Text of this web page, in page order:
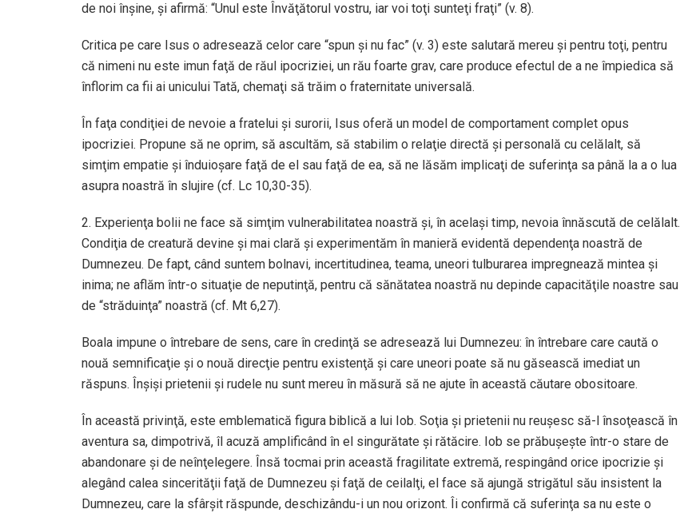
de noi înşine, şi afirmă: “Unul este Învăţătorul vostru, iar voi toţi sunteţi fraţi” (v. 8).
Critica pe care Isus o adresează celor care “spun şi nu fac” (v. 3) este salutară mereu şi pentru toţi, pentru
că nimeni nu este imun faţă de răul ipocriziei, un rău foarte grav, care produce efectul de a ne împiedica să
înflorim ca fii ai unicului Tată, chemaţi să trăim o fraternitate universală.
În faţa condiţiei de nevoie a fratelui şi surorii, Isus oferă un model de comportament complet opus
ipocriziei. Propune să ne oprim, să ascultăm, să stabilim o relaţie directă şi personală cu celălalt, să
simţim empatie şi înduioşare faţă de el sau faţă de ea, să ne lăsăm implicaţi de suferinţa sa până la a o lua
asupra noastră în slujire (cf. Lc 10,30-35).
2. Experienţa bolii ne face să simţim vulnerabilitatea noastră şi, în acelaşi timp, nevoia înnăscută de celălalt.
Condiţia de creatură devine şi mai clară şi experimentăm în manieră evidentă dependenţa noastră de
Dumnezeu. De fapt, când suntem bolnavi, incertitudinea, teama, uneori tulburarea impregnează mintea şi
inima; ne aflăm într-o situaţie de neputinţă, pentru că sănătatea noastră nu depinde capacităţile noastre sau
de “străduinţa” noastră (cf. Mt 6,27).
Boala impune o întrebare de sens, care în credinţă se adresează lui Dumnezeu: în întrebare care caută o
nouă semnificaţie şi o nouă direcţie pentru existenţă şi care uneori poate să nu găsească imediat un
răspuns. Înşişi prietenii şi rudele nu sunt mereu în măsură să ne ajute în această căutare obositoare.
În această privinţă, este emblematică figura biblică a lui Iob. Soţia şi prietenii nu reuşesc să-l însoţească în
aventura sa, dimpotrivă, îl acuză amplificând în el singurătate şi rătăcire. Iob se prăbuşeşte într-o stare de
abandonare şi de neînţelegere. Însă tocmai prin această fragilitate extremă, respingând orice ipocrizie şi
alegând calea sincerităţii faţă de Dumnezeu şi faţă de ceilalţi, el face să ajungă strigătul său insistent la
Dumnezeu, care la sfârşit răspunde, deschizându-i un nou orizont. Îi confirmă că suferinţa sa nu este o